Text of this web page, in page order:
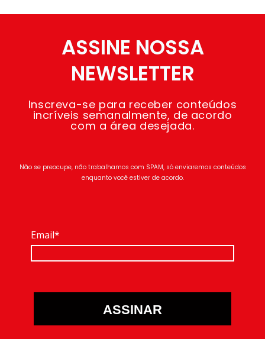
ASSINE NOSSA
NEWSLETTER
Inscreva-se para receber conteúdos
incríveis semanalmente, de acordo
com a área desejada.
Não se preocupe, não trabalhamos com SPAM, só enviaremos conteúdos
enquanto você estiver de acordo.
Email*
ASSINAR